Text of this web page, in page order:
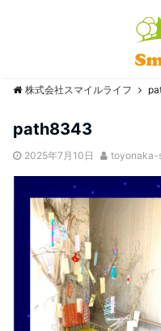
株式会社スマイルライフ
path8343
2025年7月10日 toyonaka-